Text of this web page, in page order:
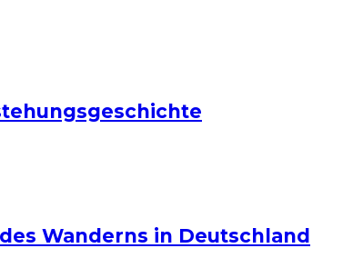
Wanderns in Deutschland